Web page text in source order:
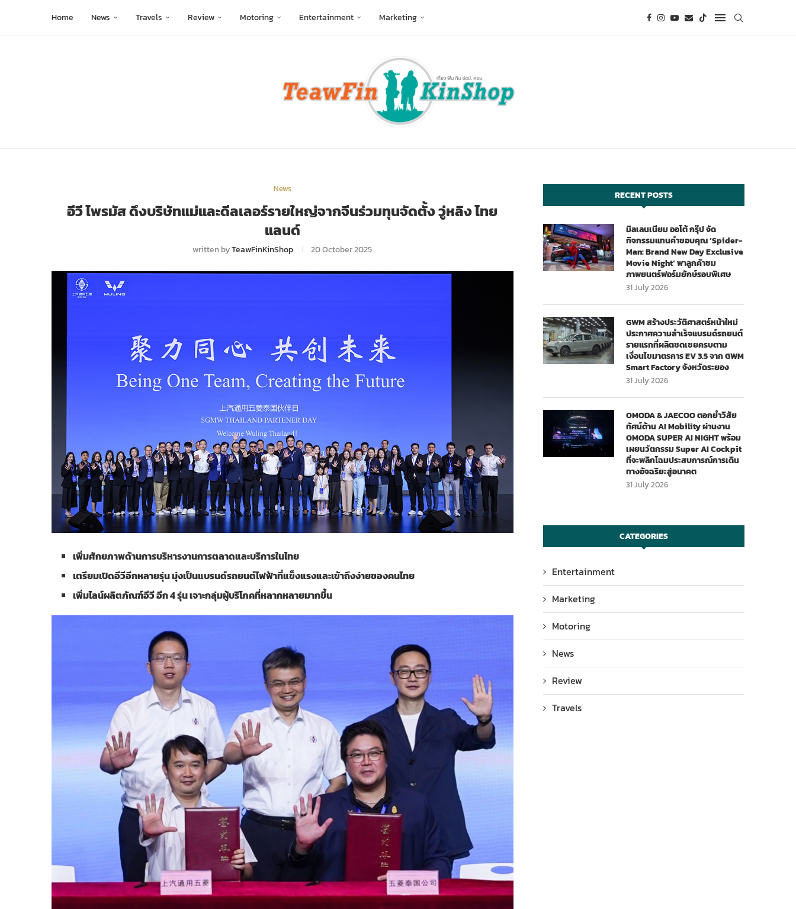
Home News Travels Review Motoring Entertainment Marketing
News
อีวี ไพรมัส ดึงบริษัทแม่และดีลเลอร์รายใหญ่จากจีนร่วมทุนจัดตั้ง วู่หลิง ไทย
แลนด์
written byTeawFinKinShop 20 October 2025
เพิ่มศักยภาพด้านการบริหารงานการตลาดและบริการในไทย
เตรียมเปิดอีวีอีกหลายรุ่น มุ่งเป็นแบรนด์รถยนต์ไฟฟ้าที่แข็งแรงและเข้าถึงง่ายของคนไทย
เพิ่มไลน์ผลิตภัณฑ์อีวี อีก4 รุ่นเจาะกลุ่มผู้บริโภคที่หลากหลายมากขึ้น
RECENT POSTS
มิลเลนเนียม ออโต้ กรุ๊ป จัด
กิจกรรมแทนคำขอบคุณ ‘Spider-
Man: Brand New Day Exclusive
Movie Night’ พาลูกค้าชม
ภาพยนตร์ฟอร์มยักษ์รอบพิเศษ
31 July 2026
GWM สร้างประวัติศาสตร์หน้าใหม่
ประกาศความสำเร็จแบรนด์รถยนต์
รายแรกที่ผลิตชดเชยครบตาม
เงื่อนไขมาตรการ EV 3.5 จาก GWM
Smart Factory จังหวัดระยอง
31 July 2026
OMODA & JAECOO ตอกย้ำวิสัย
ทัศน์ด้าน AI Mobility ผ่านงาน
OMODA SUPER AI NIGHT พร้อม
เผยนวัตกรรม Super AI Cockpit
ที่จะพลิกโฉมประสบการณ์การเดิน
ทางอัจฉริยะสู่อนาคต
31 July 2026
CATEGORIES
Entertainment
Marketing
Motoring
News
Review
Travels